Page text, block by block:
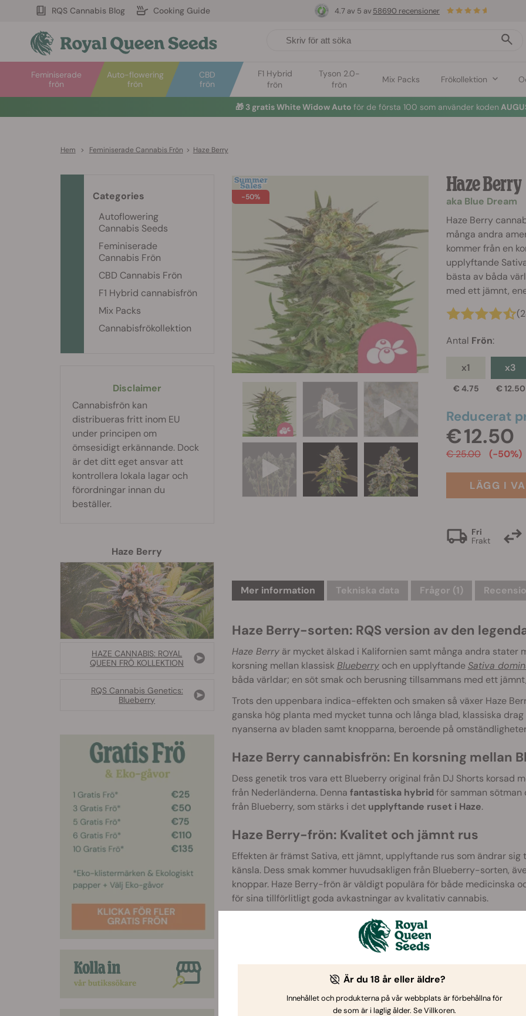
RQS Cannabis Blog Cooking Guide
Auto-flowering
frön
Feminiserade
frön
CBD
frön
F1 Hybrid
frön
Tyson 2.0-
frön
Mix Packs Frökollektion
4.7 av 5 av 58690 recensioner
🎁 3 gratis White Widow Auto för de första 100 som använder koden
Hem > Feminiserade Cannabis Frön > Haze Berry
-50%
Haze Berry
aka Blue Dream
Haze Berry
många andra
kommer från en
upplyftande
bästa av båda
med ett jämnt,
Antal Frön:
x1
€ 4.75
x3
€ 12.50
Reducerat
€ 12.50
€ 25.00 (-50%)
LÄGG I
Fri
Frakt
Mer information Tekniska data Frågor (1)
Haze Berry-sorten: RQS version av den
Haze Berryär mycket älskad i Kalifornien samt många andra stater
korsning mellan klassiskBlueberryoch en upplyftandeSativa
båda världar; en söt smak och berusning tillsammans med ett
Trots den uppenbara indica-effekten och smaken så växer Haze
ganska hög planta med mycket tunna och långa blad, klassiska
nyanserna av bladen samt knopparna, beroende på
Haze Berry cannabisfrön: En korsning mellan
Dess genetik tros vara ett Blueberry original från DJ Shorts korsad
från Nederländerna. Denna fantastiska hybridför samman sötman
från Blueberry, som stärks i det upplyftande ruset i Haze.
Haze Berry-frön: Kvalitet och jämnt rus
Effekten är främst Sativa, ett jämnt, upplyftande rus som ändrar
känsla. Dess smak kommer huvudsakligen från Blueberry-sorten,
knoppar. Haze Berry-frön är väldigt populära för både medicinska
för sina tillförlitligt goda avkastningar av kvalitativ cannabis.
Haze Berry Recension från Royal Queen Seeds på Vimeo.
Categories
Autoflowering
Cannabis Seeds
Feminiserade
Cannabis Frön
CBD Cannabis Frön
F1 Hybrid cannabisfrön
Mix Packs
Cannabisfrökollektion
Disclaimer
Cannabisfrön kan
distribueras fritt inom EU
under principen om
ömsesidigt erkännande. Dock
är det ditt eget ansvar att
kontrollera lokala lagar och
förordningar innan du
beställer.
Haze Berry
HAZE CANNABIS: ROYAL
QUEEN FRÖ KOLLEKTION
RQS Cannabis Genetics:
Blueberry
Är du 18 år eller äldre?
Innehållet och produkterna på vår webbplats är förbehållna för
de som är i laglig ålder. Se Villkoren.